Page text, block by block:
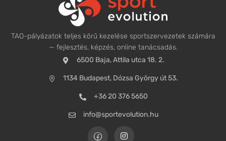
TAO-pályázatok teljes körű kezelése sportszervezetek számára
— fejlesztés, képzés, online tanácsadás.
6500 Baja, Attila utca 18. 2.
1134 Budapest, Dózsa György út 53.
+36 20 376 5650
info@sportevolution.hu